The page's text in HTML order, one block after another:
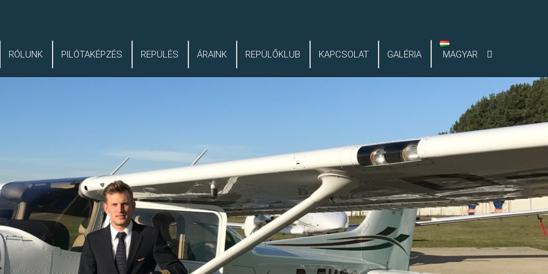
RÓLUNK PILÓTAKÉPZÉS REPÜLÉS ÁRAINK REPÜLŐKLUB KAPCSOLAT GALÉRIA MAGYAR